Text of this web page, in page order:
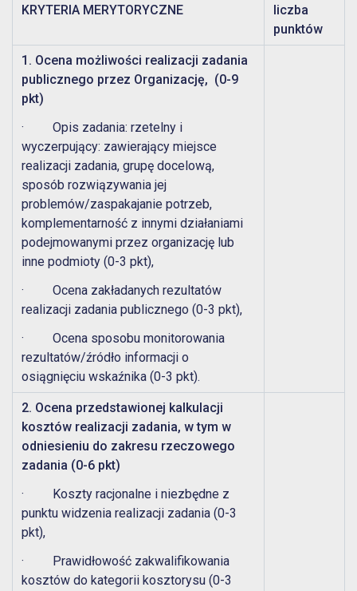
KRYTERIA MERYTORYCZNE
liczba
punktów
1. Ocena możliwości realizacji zadania
publicznego przez Organizację, (0-9
pkt)
· Opis zadania: rzetelny i
wyczerpujący: zawierający miejsce
realizacji zadania, grupę docelową,
sposób rozwiązywania jej
problemów/zaspakajanie potrzeb,
komplementarność z innymi działaniami
podejmowanymi przez organizację lub
inne podmioty (0-3 pkt),
· Ocena zakładanych rezultatów
realizacji zadania publicznego (0-3 pkt),
· Ocena sposobu monitorowania
rezultatów/źródło informacji o
osiągnięciu wskaźnika (0-3 pkt).
2. Ocena przedstawionej kalkulacji
kosztów realizacji zadania, w tym w
odniesieniu do zakresu rzeczowego
zadania (0-6 pkt)
· Koszty racjonalne i niezbędne z
punktu widzenia realizacji zadania (0-3
pkt),
· Prawidłowość zakwalifikowania
kosztów do kategorii kosztorysu (0-3